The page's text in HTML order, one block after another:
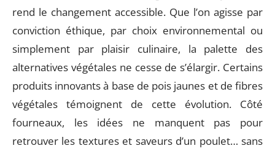
rend le changement accessible. Que l’on agisse par
conviction éthique, par choix environnemental ou
simplement par plaisir culinaire, la palette des
alternatives végétales ne cesse de s’élargir. Certains
produits innovants à base de pois jaunes et de fibres
végétales témoignent de cette évolution. Côté
fourneaux, les idées ne manquent pas pour
retrouver les textures et saveurs d’un poulet… sans